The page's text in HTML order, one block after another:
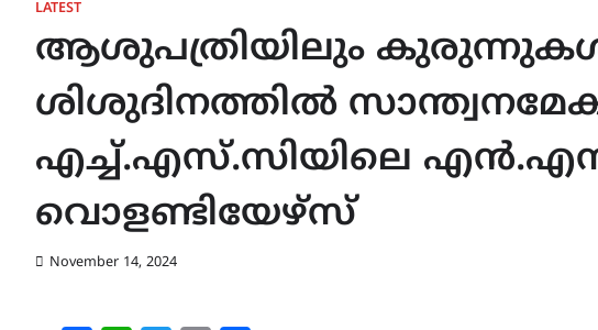
LATEST
ആശുപത്രിയിലും
ശിശുദിനത്തിൽ
എച്ച്.എസ്.സിയിലെ
വൊളണ്ടിയേഴ്സ്
November 14, 2024